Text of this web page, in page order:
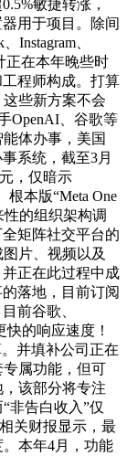
敏捷转涨，
用于项目。除间
Instagram、
正在本年晚些时
程师构成。打算
些新方案不会
OpenAI、谷歌等
体办事，美国
系统，截至3月
，仅暗示
根本版“Meta One
性的组织架构调
矩阵社交平台的
片、视频以及
正在此过程中成
落地，目前订阅
前谷歌、
的响应速度！
并填补公司正在
属功能，但可
该部分将专注
非告白收入”仅
关财报显示，最
本年4月，功能